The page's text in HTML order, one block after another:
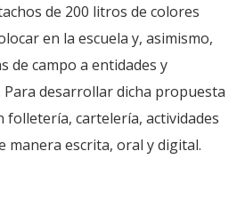
de 200 litros de colores
en la escuela y, asimismo,
de campo a entidades y
Para desarrollar dicha propuesta
folletería, cartelería, actividades
manera escrita, oral y digital.